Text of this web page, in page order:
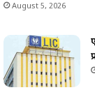
August 5, 2026